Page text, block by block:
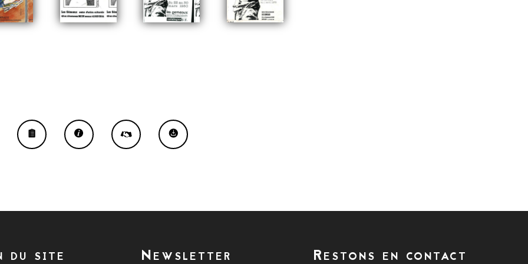
du site Newsletter Restons en contact